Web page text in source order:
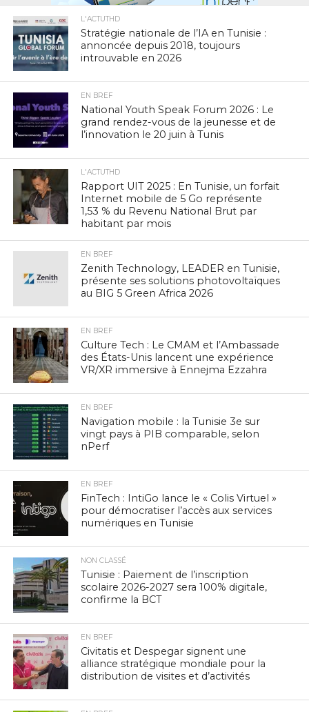
L'ACTUTHD
Stratégie nationale de l’IA en Tunisie :
annoncée depuis 2018, toujours
introuvable en 2026
EN BREF
National Youth Speak Forum 2026 : Le
grand rendez-vous de la jeunesse et de
l’innovation le 20 juin à Tunis
L'ACTUTHD
Rapport UIT 2025 : En Tunisie, un forfait
Internet mobile de 5 Go représente
1,53 % du Revenu National Brut par
habitant par mois
EN BREF
Zenith Technology, LEADER en Tunisie,
présente ses solutions photovoltaïques
au BIG 5 Green Africa 2026
EN BREF
Culture Tech : Le CMAM et l’Ambassade
des États-Unis lancent une expérience
VR/XR immersive à Ennejma Ezzahra
EN BREF
Navigation mobile : la Tunisie 3e sur
vingt pays à PIB comparable, selon
nPerf
EN BREF
FinTech : IntiGo lance le « Colis Virtuel »
pour démocratiser l’accès aux services
numériques en Tunisie
NON CLASSÉ
Tunisie : Paiement de l’inscription
scolaire 2026-2027 sera 100% digitale,
confirme la BCT
EN BREF
Civitatis et Despegar signent une
alliance stratégique mondiale pour la
distribution de visites et d’activités